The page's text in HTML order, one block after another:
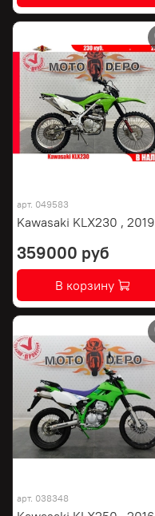
арт. 049583
Kawasaki KLX230 , 2019
359000 руб
В корзину
арт. 038348